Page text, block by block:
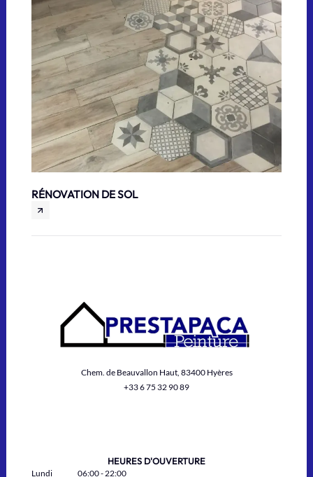
RÉNOVATION DE SOL
Chem. de Beauvallon Haut, 83400 Hyères
+33 6 75 32 90 89
HEURES D'OUVERTURE
Lundi 06:00 - 22:00